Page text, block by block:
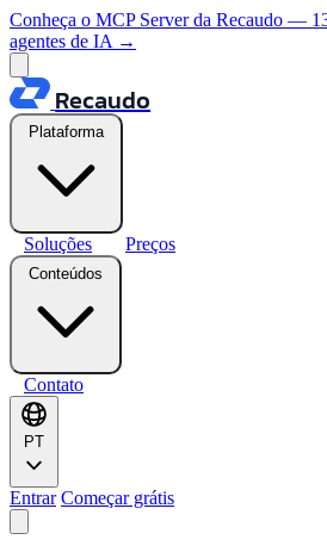
Conheça o MCP Server da Recaudo —
agentes de IA →
Recaudo
Plataforma
Soluções Preços
Conteúdos
Contato
PT
Entrar Começar grátis